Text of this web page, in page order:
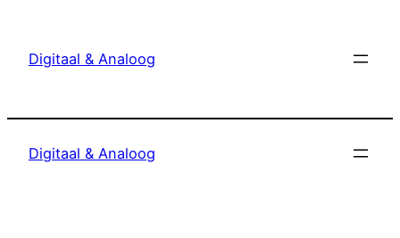
Digitaal & Analoog
Digitaal & Analoog